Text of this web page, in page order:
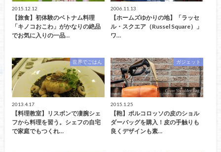
2015.12.12
【旅食】初体験のベトナム料理
「キノコおこわ」がかなりの絶品
でお気に入りの一品…
2006.11.13
【ホームズゆかりの地】「ラッセ
ル・スクエア（Russel Square）」
ワ…
世界でごはん
2013.4.17
【料理教室】リスボンで凄腕シェ
フから料理を習う。シェフの自宅
で家庭でもつくれ…
ガジェット
2015.1.25
【鞄】ポルコロッソの皮のショル
ダーバッグを購入！皮の手触りも
良くデザインも素…